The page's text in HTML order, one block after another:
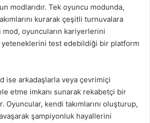
modlarıdır. Tek oyuncu modunda,
kurarak çeşitli turnuvalara
mod, oyuncuların kariyerlerini
test edebildiği bir platform
ise arkadaşlarla veya çevrimiçi
etme imkanı sunarak rekabetçi bir
Oyuncular, kendi takımlarını oluşturup,
şampiyonluk hayallerini